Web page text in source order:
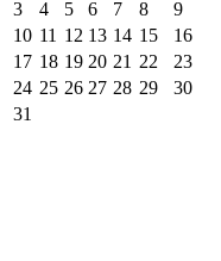
3
4 5 6 7 8
9
10 11 12 13 14 15
16
17 18 19 20 21 22
23
24 25 26 27 28 29
30
31